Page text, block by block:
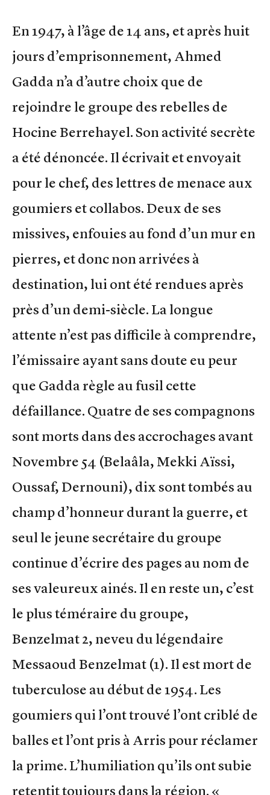
En 1947, à l’âge de 14 ans, et après huit
jours d’emprisonnement, Ahmed
Gadda n’a d’autre choix que de
rejoindre le groupe des rebelles de
Hocine Berrehayel. Son activité secrète
a été dénoncée. Il écrivait et envoyait
pour le chef, des lettres de menace aux
goumiers et collabos. Deux de ses
missives, enfouies au fond d’un mur en
pierres, et donc non arrivées à
destination, lui ont été rendues après
près d’un demi-siècle. La longue
attente n’est pas difficile à comprendre,
l’émissaire ayant sans doute eu peur
que Gadda règle au fusil cette
défaillance. Quatre de ses compagnons
sont morts dans des accrochages avant
Novembre 54 (Belaâla, Mekki Aïssi,
Oussaf, Dernouni), dix sont tombés au
champ d’honneur durant la guerre, et
seul le jeune secrétaire du groupe
continue d’écrire des pages au nom de
ses valeureux ainés. Il en reste un, c’est
le plus téméraire du groupe,
Benzelmat 2, neveu du légendaire
Messaoud Benzelmat (1). Il est mort de
tuberculose au début de 1954. Les
goumiers qui l’ont trouvé l’ont criblé de
balles et l’ont pris à Arris pour réclamer
la prime. L’humiliation qu’ils ont subie
retentit toujours dans la région. «